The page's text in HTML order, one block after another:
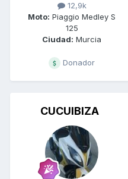
12,9k
Moto: Piaggio Medley S
125
Ciudad: Murcia
Donador
CUCUIBIZA